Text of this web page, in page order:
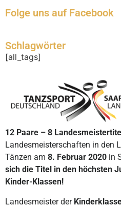
12 Paare – 8 Landesmeistertitel
Landesmeisterschaften in den
Tänzen am 8. Februar 2020 in
sich die Titel in den höchsten
Kinder-Klassen!
Landesmeister der
Folge uns auf Facebook
Schlagwörter
[all_tags]